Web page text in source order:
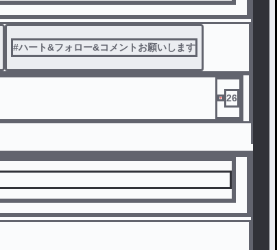
#ハート&フォロー&コメントお願いします
26